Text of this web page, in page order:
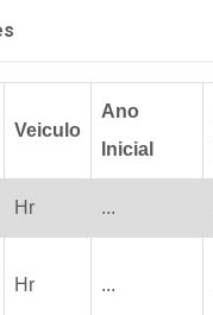
Veiculo
Ano
Inicial
Hr ...
Hr ...